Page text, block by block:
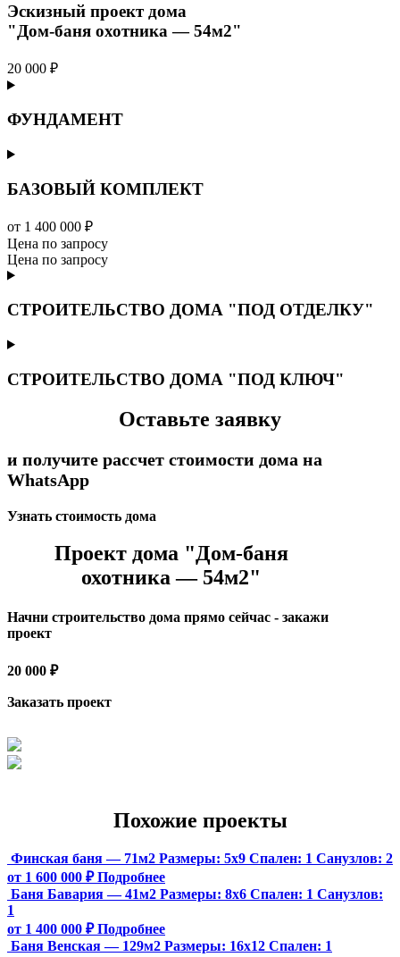
Эскизный проект дома
"Дом-баня охотника — 54м2"
20 000 ₽
ФУНДАМЕНТ
БАЗОВЫЙ КОМПЛЕКТ
от 1 400 000 ₽
Цена по запросу
Цена по запросу
СТРОИТЕЛЬСТВО ДОМА "ПОД ОТДЕЛКУ"
СТРОИТЕЛЬСТВО ДОМА "ПОД КЛЮЧ"
Оставьте заявку
и получите рассчет стоимости дома на
WhatsApp
Узнать стоимость дома
Проект дома "Дом-баня
охотника — 54м2"
Начни строительство дома прямо сейчас - закажи
проект
20 000 ₽
Заказать проект
Похожие проекты
Финская баня — 71м2 Размеры: 5х9 Спален: 1 Санузлов: 2
от 1 600 000 ₽ Подробнее
Баня Бавария — 41м2 Размеры: 8х6 Спален: 1 Санузлов:
1
от 1 400 000 ₽ Подробнее
Баня Венская — 129м2 Размеры: 16х12 Спален: 1